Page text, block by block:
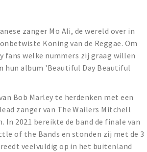
zanger Mo Ali, de wereld over in
Koning van de Reggae. Om
fans welke nummers zij graag willen
hun album 'Beautiful Day Beautiful
Bob Marley te herdenken met een
zanger van The Wailers Mitchell
In 2021 bereikte de band de finale van
of the Bands en stonden zij met de 3
veelvuldig op in het buitenland